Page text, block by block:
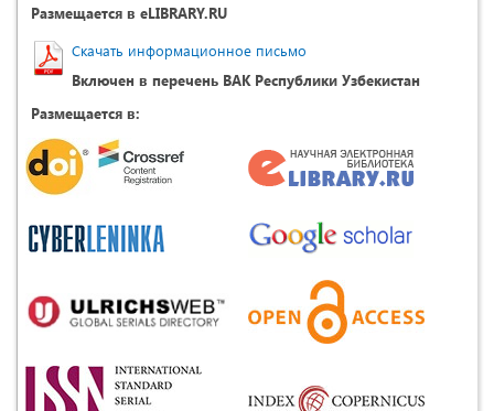
Размещается в eLIBRARY.RU
Скачать информационное письмо
Включен в перечень ВАК Республики Узбекистан
Размещается в: